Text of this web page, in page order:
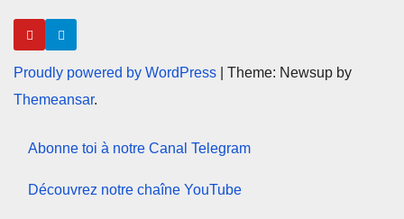
Proudly powered by WordPress
Theme: Newsup by
Themeansar.
Abonne toi à notre Canal Telegram
Découvrez notre chaîne YouTube